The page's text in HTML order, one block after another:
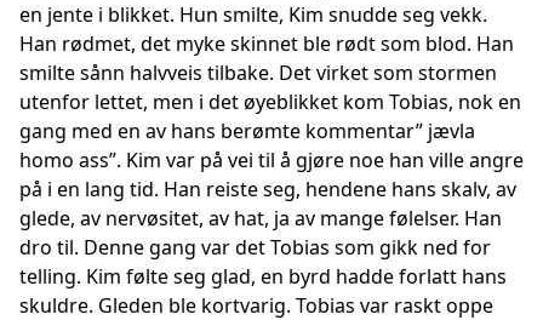
en jente i blikket. Hun smilte, Kim snudde seg vekk.
Han rødmet, det myke skinnet ble rødt som blod. Han
smilte sånn halvveis tilbake. Det virket som stormen
utenfor lettet, men i det øyeblikket kom Tobias, nok en
gang med en av hans berømte kommentar” jævla
homo ass”. Kim var på vei til å gjøre noe han ville angre
på i en lang tid. Han reiste seg, hendene hans skalv, av
glede, av nervøsitet, av hat, ja av mange følelser. Han
dro til. Denne gang var det Tobias som gikk ned for
telling. Kim følte seg glad, en byrd hadde forlatt hans
skuldre. Gleden ble kortvarig. Tobias var raskt oppe